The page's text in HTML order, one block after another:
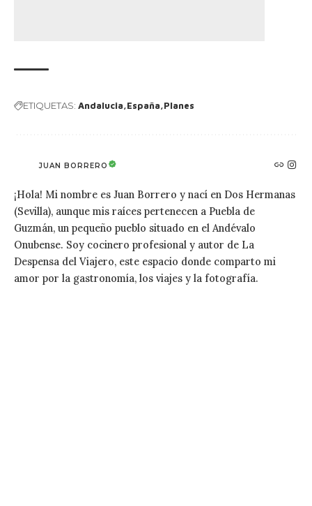
ETIQUETAS: Andalucia España Planes
JUAN BORRERO
¡Hola! Mi nombre es Juan Borrero y nací en Dos Hermanas
(Sevilla), aunque mis raíces pertenecen a Puebla de
Guzmán, un pequeño pueblo situado en el Andévalo
Onubense. Soy cocinero profesional y autor de La
Despensa del Viajero, este espacio donde comparto mi
amor por la gastronomía, los viajes y la fotografía.